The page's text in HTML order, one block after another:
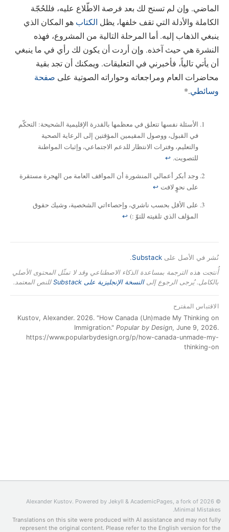
الماضي. وإن لم تسنح لك بعد فرصة الاطّلاع عليه، فللحُجّة
الكاملة والأدلة التي تقف خلفها، يظل الكتاب هو المكان الذي
ينبغي الذهاب إليه. أما المرحلة التالية من المشروع، فهذه
النشرة هي حيث آخذه. وإن أردت أن يكون لك رأي في ما ينبغي
أن يأتي تالياً، فأخبرني في التعليقات. ويمكنك أن تجد بقية
محاضرات العام ومراجعاته وحواراته الصوتية على صفحة
وسائطي.*
الأسئلة نفسها تتعلق في معظمها بالقدرة الإقليمية الشحيحة: التحكّم
في القبول، ووصول المقيمين المؤقتين إلى الرعاية الصحية
والتعليم، وفترات الانتظار للدعم الاجتماعي، وإثبات المواطنة
للتصويت. ↩
وجد أبكر أعمالي المنشورة أن المواقف العامة من الهجرة مستقرة
على نحوٍ لافت ↩
على الأقل بحسب ناشري، وإحصاءاتي الشخصية، وشيك حقوق
المؤلف الذي تلقيته للتوّ :) ↩
نُشر في الأصل على Substack
.
أُنتجت هذه الترجمة بمساعدة الذكاء الاصطناعي وقد لا تمثّل المحتوى الأصلي
بالكامل. يُرجى الرجوع إلىالنسخة الإنجليزية على Substack للنص المعتمد.
الاقتباس المقترح
Kustov, Alexander. 2026. "How Canada (Un)made My Thinking on
Immigration." Popular by Design, June 9, 2026.
https://www.popularbydesign.org/p/how-canada-unmade-my-
thinking-on
© 2026 Alexander Kustov. Powered by
Jekyll & AcademicPages, a fork of
Minimal Mistakes
.
Translations on this site were produced with AI assistance and may not fully
represent the original content. Please refer to the English version for the